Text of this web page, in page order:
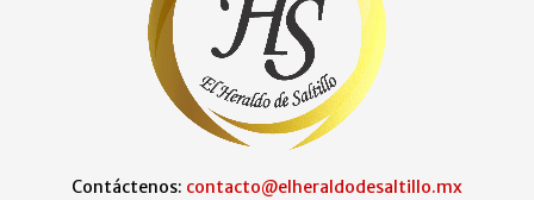
Contáctenos: contacto@elheraldodesaltillo.mx